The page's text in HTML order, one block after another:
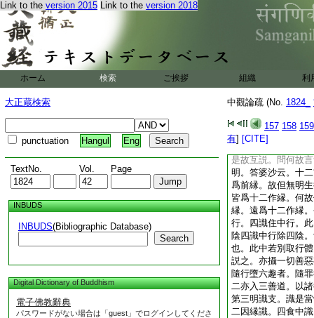
Link to the version 2015 Link to the version 2018
ホーム 検索 ご挨拶 組織 利
大正蔵検索
punctuation Hangul Eng
TextNo. Vol. Page
INBUDS
INBUDS(Bibliographic Database)
Search
Digital Dictionary of Buddhism
電子佛教辭典
パスワードがない場合は「guest」でログインしてくださ
中觀論疏 (No. 1824_
157 158 159
有] [CITE]
行者第二次辨行支
作生死果也。即身
等三行。問無明既
説無明縁行不説因
無明爲行作因。又
因縁。今説無明縁
義生於無法。縁義
連即生死不絶。故
縁疎。疎既牽連不
大集經云。無明爲
然無明具因縁兩義
是故互説。問何故
明。答婆沙云。十
爲前縁。故但無明
皆爲十二作縁。何
縁。遠爲十二作縁
行。四識住中行。
陰四識中行除四陰
也。此中若別取行
説之。亦攝一切善
隨行墮六趣者。隨
二亦入三善道。以
第三明識支。識是
二因縁識。四食中